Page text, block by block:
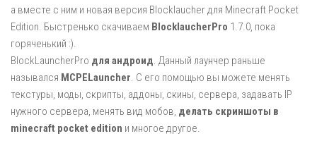
а вместе с ним и новая версия Blocklaucher для Minecraft Pocket
Edition. Быстренько скачиваем BlocklaucherPro 1.7.0, пока
горяченький :).
BlockLauncherPro для андроид. Данный лаунчер раньше
назывался MCPELauncher. С его помощью вы можете менять
текстуры, моды, скрипты, аддоны, скины, сервера, задавать IP
нужного сервера, менять вид мобов, делать скриншоты в
minecraft pocket edition и многое другое.